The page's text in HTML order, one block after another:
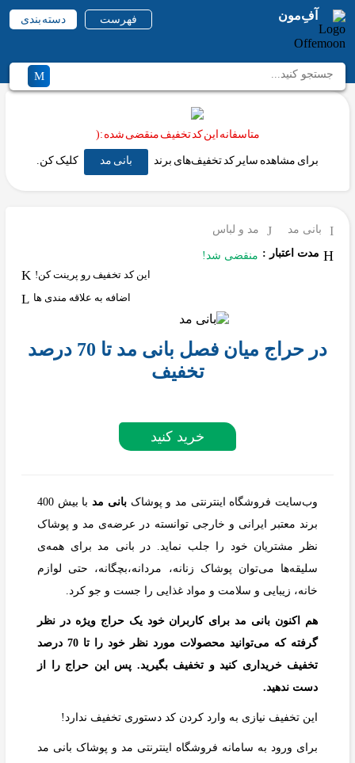
آفِ‌مون فهرست دسته بندی
متاسفانه این کد تخفیف منقضی شده :(
برای مشاهده سایر کد تخفیف‌های برند بانی مد کلیک کن.
بانی مد
مد و لباس
مدت اعتبار : منقضی شد!
این کد تخفیف رو پرینت کن!
اضافه به علاقه مندی ها
در حراج میان فصل بانی مد تا 70 درصد
تخفیف
خرید کنید
وب‌سایت فروشگاه اینترنتی مد و پوشاکبانی مد
با بیش 400
برند معتبر ایرانی و خارجی توانسته در عرضه‌ی مد و پوشاک
نظر مشتریان خود را جلب نماید. در بانی مد برای همه‌ی
سلیقه‌ها می‌توان پوشاک زنانه، مردانه،بچگانه، حتی لوازم
خانه، زیبایی و سلامت و مواد غذایی را جست و جو کرد.
هم اکنون بانی مد برای کاربران خود یک حراج ویژه در نظر
گرفته که می‌توانید محصولات مورد نظر خود را تا 70 درصد
تخفیف خریداری کنید و تخفیف بگیرید. پس این حراج را از
دست ندهید.
این تخفیف نیازی به وارد کردن کد دستوری تخفیف ندارد!
برای ورود به سامانه فروشگاه اینترنتی مد و پوشاک بانی مد